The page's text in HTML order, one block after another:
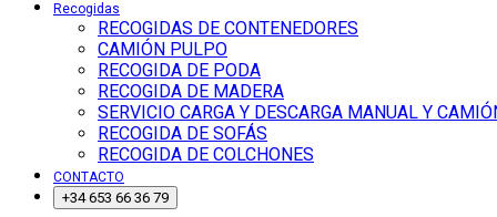
Recogidas
RECOGIDAS DE CONTENEDORES
CAMIÓN PULPO
RECOGIDA DE PODA
RECOGIDA DE MADERA
SERVICIO CARGA Y DESCARGA MANUAL Y
RECOGIDA DE SOFÁS
RECOGIDA DE COLCHONES
CONTACTO
+34 653 66 36 79